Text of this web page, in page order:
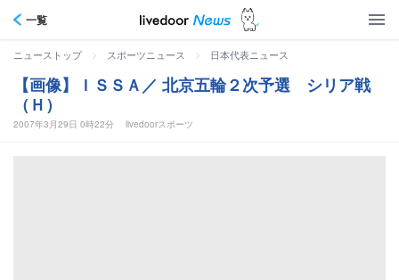
一覧
ニューストップ > スポーツニュース > 日本代表ニュース
【画像】ＩＳＳＡ／ 北京五輪２次予選 シリア戦
（Ｈ）
2007年3月29日 0時22分 livedoorスポーツ